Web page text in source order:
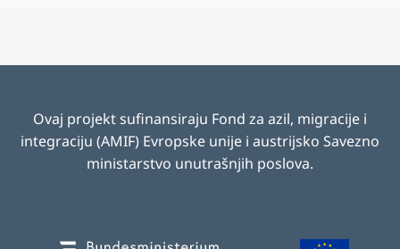
Ovaj projekt sufinansiraju Fond za azil, migracije i
integraciju (AMIF) Evropske unije i austrijsko Savezno
ministarstvo unutrašnjih poslova.
Image Image